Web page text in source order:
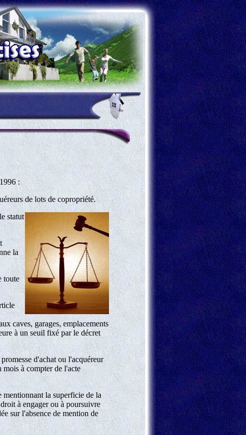
:
de lots de copropriété.
statut
la
toute
caves, garages, emplacements
à un seuil fixé par le décret
d'achat ou l'acquéreur
à compter de l'acte
mentionnant la superficie de la
à engager ou à poursuivre
sur l'absence de mention de